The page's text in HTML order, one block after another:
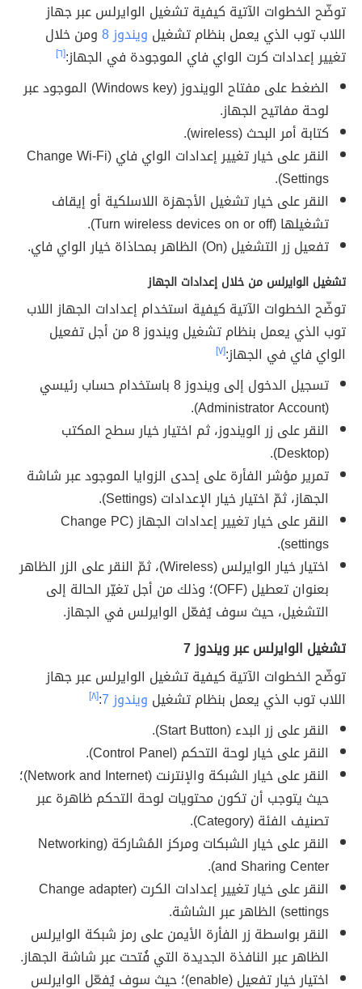
توضّح الخطوات الآتية كيفية تشغيل الوايرلس عبر جهاز
اللاب توب الذي يعمل بنظام تشغيل ويندوز 8
ومن خلال
تغيير إعدادات كرت الواي فاي الموجودة في الجهاز:[٦]
الضغط على مفتاح الويندوز (Windows key) الموجود عبر
لوحة مفاتيح الجهاز.
كتابة أمر البحث (wireless).
النقر على خيار تغيير إعدادات الواي فاي (Change Wi-Fi
Settings).
النقر على خيار تشغيل الأجهزة اللاسلكية أو إيقاف
تشغيلها (Turn wireless devices on or off).
تفعيل زر التشغيل (On) الظاهر بمحاذاة خيار الواي فاي.
تشغيل الوايرلس من خلال إعدادات الجهاز
توضّح الخطوات الآتية كيفية استخدام إعدادات الجهاز اللاب
توب الذي يعمل بنظام تشغيل ويندوز 8 من أجل تفعيل
الواي فاي في الجهاز:[٧]
تسجيل الدخول إلى ويندوز 8 باستخدام حساب رئيسي
(Administrator Account).
النقر على زر الويندوز، ثم اختيار خيار سطح المكتب
(Desktop).
تمرير مؤشر الفأرة على إحدى الزوايا الموجود عبر شاشة
الجهاز، ثمّ اختيار خيار الإعدادات (Settings).
النقر على خيار تغيير إعدادات الجهاز (Change PC
settings).
اختيار خيار الوايرلس (Wireless)، ثمّ النقر على الزر الظاهر
بعنوان تعطيل (OFF)؛ وذلك من أجل تغيّر الحالة إلى
التشغيل، حيث سوف يُفعّل الوايرلس في الجهاز.
تشغيل الوايرلس عبر ويندوز 7
توضّح الخطوات الآتية كيفية تشغيل الوايرلس عبر جهاز
اللاب توب الذي يعمل بنظام تشغيل ويندوز 7 :[٨]
النقر على زر البدء (Start Button).
النقر على خيار لوحة التحكم (Control Panel).
النقر على خيار الشبكة والإنترنت (Network and Internet)؛
حيث يتوجب أن تكون محتويات لوحة التحكم ظاهرة عبر
تصنيف الفئة (Category).
النقر على خيار الشبكات ومركز المُشاركة (Networking
and Sharing Center).
النقر على خيار تغيير إعدادات الكرت (Change adapter
settings) الظاهر عبر الشاشة.
النقر بواسطة زر الفأرة الأيمن على رمز شبكة الوايرلس
الظاهر عبر النافذة الجديدة التي فُتحت عبر شاشة الجهاز.
اختيار خيار تفعيل (enable)؛ حيث سوف يُفعّل الوايرلس